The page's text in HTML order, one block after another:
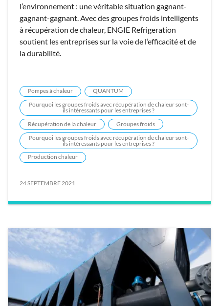
l’environnement : une véritable situation gagnant-
gagnant-gagnant. Avec des groupes froids intelligents
à récupération de chaleur, ENGIE Refrigeration
soutient les entreprises sur la voie de l’efficacité et de
la durabilité.
Pompes à chaleur
QUANTUM
Pourquoi les groupes froids avec récupération de chaleur sont-
ils intéressants pour les entreprises ?
Récupération de la chaleur
Groupes froids
Pourquoi les groupes froids avec récupération de chaleur sont-
ils intéressants pour les entreprises ?
Production chaleur
24 SEPTEMBRE 2021